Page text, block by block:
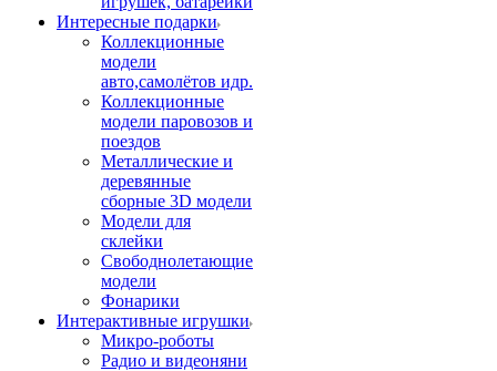
Интересные подарки
Коллекционные
модели
авто,самолётов идр.
Коллекционные
модели паровозов и
поездов
Металлические и
деревянные
сборные 3D модели
Модели для
склейки
Свободнолетающие
модели
Фонарики
Интерактивные игрушки
Микро-роботы
Радио и видеоняни